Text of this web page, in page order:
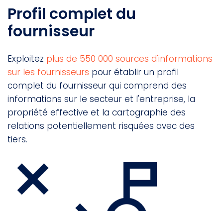
Profil complet du
fournisseur
Exploitez plus de 550 000 sources d'informations
sur les fournisseurs pour établir un profil
complet du fournisseur qui comprend des
informations sur le secteur et l'entreprise, la
propriété effective et la cartographie des
relations potentiellement risquées avec des
tiers.